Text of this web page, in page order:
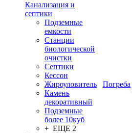
Канализация и
септики
Подземные
емкости
Станции
биологической
очистки
Септики
Кессон
Жироуловитель
Камень
декоративный
Подземные
более 10куб
+ ЕЩЕ 2
Погреба